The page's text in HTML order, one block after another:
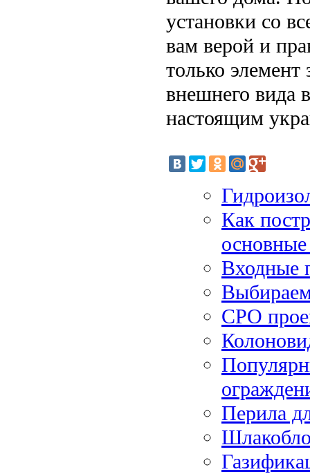
установки со
вам верой и
только
внешнего вида
настоящим
Как
Входные
СРО
Перила